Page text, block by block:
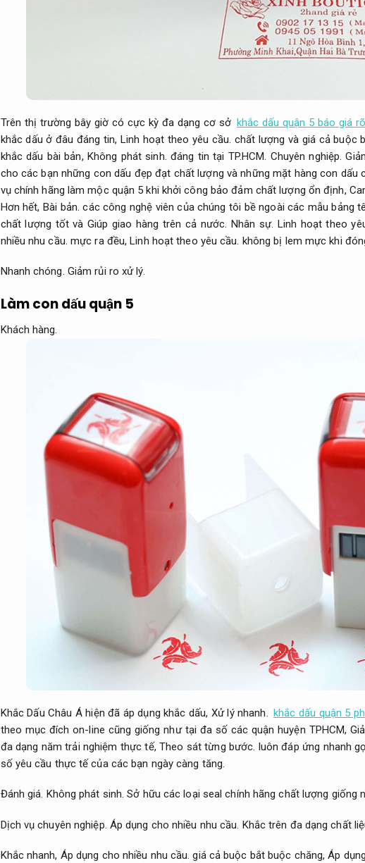
Trên thị trường bây giờ có cực kỳ đa dạng cơ sở khắc dấu quận 5 báo giá
khắc dấu ở đâu đáng tin, Linh hoạt theo yêu cầu. chất lượng và giá cả buộc
khắc dấu bài bản, Không phát sinh. đáng tin tại TP.HCM. Chuyên nghiệp.
cho các bạn những con dấu đẹp đạt chất lượng và những mặt hàng con dấu
vụ chính hãng làm mộc quận 5 khi khởi công bảo đảm chất lượng ổn định,
Hơn hết, Bài bản. các công nghệ viên của chúng tôi bề ngoài các mẫu bảng
chất lượng tốt và Giúp giao hàng trên cả nước. Nhân sự. Linh hoạt theo
nhiều nhu cầu. mực ra đều,Linh hoạt theo yêu cầu. không bị lem mực khi
Nhanh chóng. Giảm rủi ro xử lý.
Làm con dấu quận 5
Khách hàng.
Khắc Dấu Châu Á hiện đã áp dụng khắc dấu, Xử lý nhanh. khắc dấu quận 5
theo mục đích on-line cũng giống như tại đa số các quận huyện TPHCM,
đa dạng năm trải nghiệm thực tế,Theo sát từng bước. luôn đáp ứng nhanh
số yêu cầu thực tế của các bạn ngày càng tăng.
Đánh giá. Không phát sinh. Sở hữu các loại seal chính hãng chất lượng giống
Dịch vụ chuyên nghiệp. Áp dụng cho nhiều nhu cầu. Khắc trên đa dạng chất
Khắc nhanh, Áp dụng cho nhiều nhu cầu. giá cả buộc bắt buộc chăng,Áp